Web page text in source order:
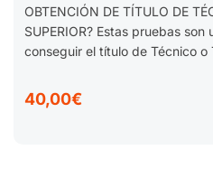
OBTENCIÓN DE TÍTULO DE
SUPERIOR? Estas pruebas
conseguir el título de Técnico o
40,00€